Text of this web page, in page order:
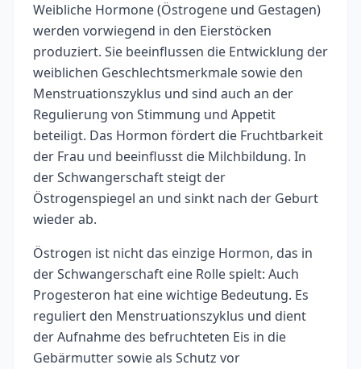
Weibliche Hormone (Östrogene und Gestagen)
werden vorwiegend in den Eierstöcken
produziert. Sie beeinflussen die Entwicklung der
weiblichen Geschlechtsmerkmale sowie den
Menstruationszyklus und sind auch an der
Regulierung von Stimmung und Appetit
beteiligt. Das Hormon fördert die Fruchtbarkeit
der Frau und beeinflusst die Milchbildung. In
der Schwangerschaft steigt der
Östrogenspiegel an und sinkt nach der Geburt
wieder ab.
Östrogen ist nicht das einzige Hormon, das in
der Schwangerschaft eine Rolle spielt: Auch
Progesteron hat eine wichtige Bedeutung. Es
reguliert den Menstruationszyklus und dient
der Aufnahme des befruchteten Eis in die
Gebärmutter sowie als Schutz vor